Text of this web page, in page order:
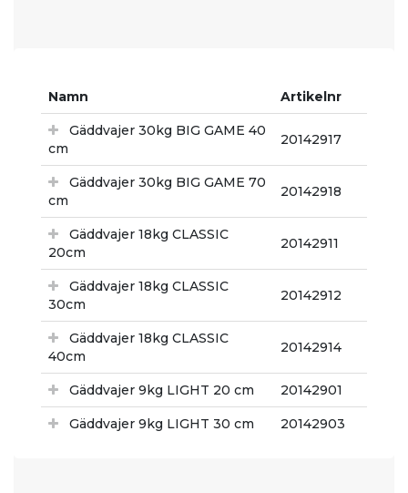
Namn Artikelnr
Gäddvajer 30kg BIG GAME 40
cm
20142917
Gäddvajer 30kg BIG GAME 70
cm
20142918
Gäddvajer 18kg CLASSIC
20cm
20142911
Gäddvajer 18kg CLASSIC
30cm
20142912
Gäddvajer 18kg CLASSIC
40cm
20142914
Gäddvajer 9kg LIGHT 20 cm 20142901
Gäddvajer 9kg LIGHT 30 cm 20142903